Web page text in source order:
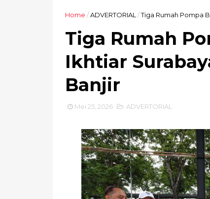
Home /ADVERTORIAL /Tiga Rumah Pompa
Tiga Rumah
Ikhtiar
Banjir
Mei 25, 2026 ADVERTORIAL